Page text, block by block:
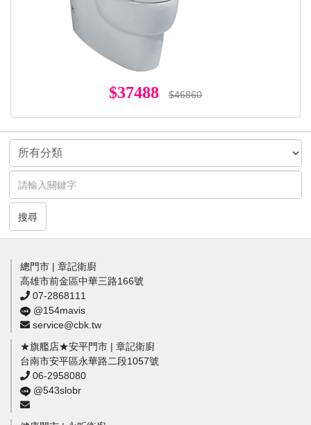
$37488 $46860
搜尋
總門市 | 章記衛廚
高雄市前金區中華三路166號
07-2868111
@154mavis
service@cbk.tw
★旗艦店★安平門市 | 章記衛廚
台南市安平區永華路二段1057號
06-2958080
@543slobr